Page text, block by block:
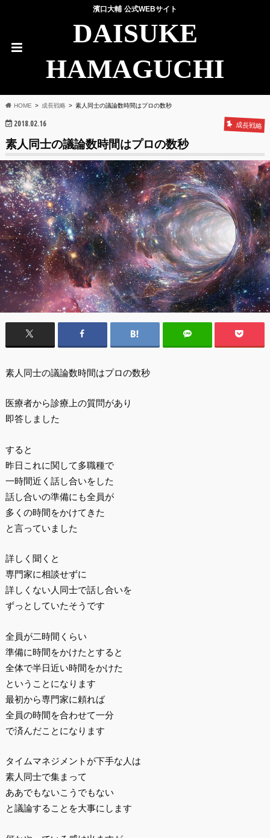
濱口大輔 公式WEBサイト
DAISUKE
HAMAGUCHI
HOME 成長戦略 素人同士の議論数時間はプロの数秒
2018.02.16 成長戦略
素人同士の議論数時間はプロの数秒
素人同士の議論数時間はプロの数秒
医療者から診療上の質問があり
即答しました
すると
昨日これに関して多職種で
一時間近く話し合いをした
話し合いの準備にも全員が
多くの時間をかけてきた
と言っていました
詳しく聞くと
専門家に相談せずに
詳しくない人同士で話し合いを
ずっとしていたそうです
全員が二時間くらい
準備に時間をかけたとすると
全体で半日近い時間をかけた
ということになります
最初から専門家に頼れば
全員の時間を合わせて一分
で済んだことになります
タイムマネジメントが下手な人は
素人同士で集まって
ああでもないこうでもない
と議論することを大事にします